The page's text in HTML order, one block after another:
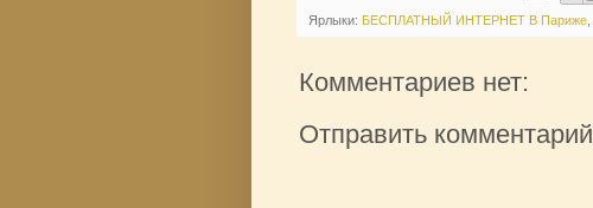
Ярлыки: БЕСПЛАТНЫЙ ИНТЕРНЕТ В Париже
Комментариев нет:
Отправить комментарий